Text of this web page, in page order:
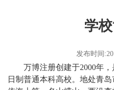
学
发布时间
万博注册创建于2000年，
日制普通本科高校。地处青